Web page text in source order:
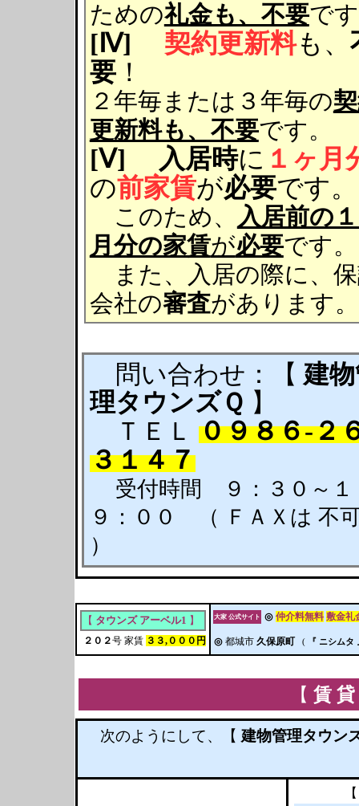
ための礼金も、不要で
[Ⅳ] 契約更新料も、
要！
２年毎または３年毎の
更新料も、不要です。
[Ⅴ] 入居時に １ヶ月
の前家賃が必要です。
このため、 入居前の
月分の家賃が必要です。
また、入居の際に、
会社の審査があります。
問い合わせ：【 建
理タウンズＱ 】
ＴＥＬ ０９８６-２
３１４７
受付時間 ９：３０～１
９：００ （ ＦＡＸは 不
）
【 タウンズ アーベル1 】
２０２号 家賃 ３３,０００円
大家 公式サイト ◎ 仲介料無料 敷金礼
◎ 都城市 久保原町 ( 『 ニシム
【 賃
次のようにして、【 建物管理タウン